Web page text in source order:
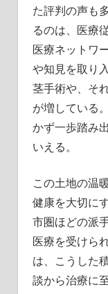
た評判の声も
るのは、医療
医療ネットワ
や知見を取り
茎手術や、そ
が増している
かず一歩踏み
いえる。
この土地の温
健康を大切に
市圏ほどの派
医療を受けら
は、こうした
談から治療に